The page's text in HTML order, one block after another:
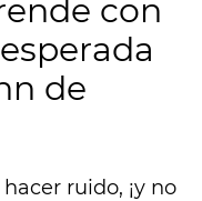
con
de
ruido, ¡y no